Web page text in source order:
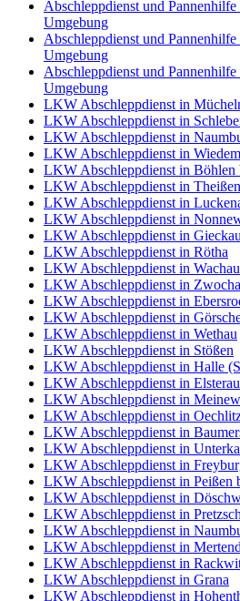
Abschleppdienst und
Umgebung
Abschleppdienst und
Umgebung
Abschleppdienst und
Umgebung
LKW Abschleppdienst in
LKW Abschleppdienst in
LKW Abschleppdienst in
LKW Abschleppdienst in
LKW Abschleppdienst in Böhlen
LKW Abschleppdienst in Theißen
LKW Abschleppdienst in
LKW Abschleppdienst in
LKW Abschleppdienst in Gieckau
LKW Abschleppdienst in Rötha
LKW Abschleppdienst in Wachau
LKW Abschleppdienst in
LKW Abschleppdienst in
LKW Abschleppdienst in
LKW Abschleppdienst in Wethau
LKW Abschleppdienst in Stößen
LKW Abschleppdienst in Halle
LKW Abschleppdienst in
LKW Abschleppdienst in
LKW Abschleppdienst in
LKW Abschleppdienst in
LKW Abschleppdienst in
LKW Abschleppdienst in
LKW Abschleppdienst in Peißen
LKW Abschleppdienst in
LKW Abschleppdienst in
LKW Abschleppdienst in
LKW Abschleppdienst in
LKW Abschleppdienst in
LKW Abschleppdienst in Grana
LKW Abschleppdienst in